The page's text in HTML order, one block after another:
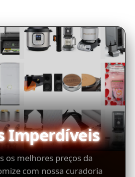
Imperdíveis
os melhores preços da
com nossa curadoria